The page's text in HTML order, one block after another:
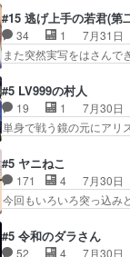
し良い話化け猫は油が
のみで15分。金持ちの
で祓えることは何とな…
人物が増えてわいわい
ティアで２０冊刷りは
のママ向けの漫画で
「想い」をこめよう｣
てコミティアっていい
のしおりを徹夜で作る
んな漫画描かれたら泣い
#15 逃げ上手の若君(第
34 1
7月31日
また突然実写をはさん
歳まで童貞だと魔法使
の諏訪の三大将もまた
全にブレーンだよね毎
を我慢して強くなれる
ていただきました！最
宣言、合田一人に通じ
見るおっさんキャラの充
#5 LV999の村人
19 1
7月30日
単身で戦う鏡の元にア
なががんばってくれた
界が999である村人と
ルシーンなのに会話し
より強かったか笑統率
組みか‥Lv200帯の… そ
#5 ヤニねこ
171 4
7月30日
今回もいろいろ突っ込
ちゃんの恋愛話をした
っすら思ったことズバ
#5 令和のダラさん
52 4
7月30日